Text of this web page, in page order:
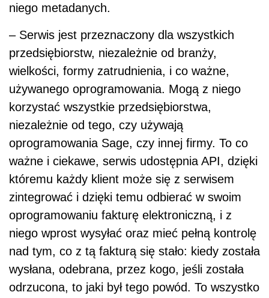
niego metadanych.
– Serwis jest przeznaczony dla wszystkich
przedsiębiorstw, niezależnie od branży,
wielkości, formy zatrudnienia, i co ważne,
używanego oprogramowania. Mogą z niego
korzystać wszystkie przedsiębiorstwa,
niezależnie od tego, czy używają
oprogramowania Sage, czy innej firmy. To co
ważne i ciekawe, serwis udostępnia API, dzięki
któremu każdy klient może się z serwisem
zintegrować i dzięki temu odbierać w swoim
oprogramowaniu fakturę elektroniczną, i z
niego wprost wysyłać oraz mieć pełną kontrolę
nad tym, co z tą fakturą się stało: kiedy została
wysłana, odebrana, przez kogo, jeśli została
odrzucona, to jaki był tego powód. To wszystko